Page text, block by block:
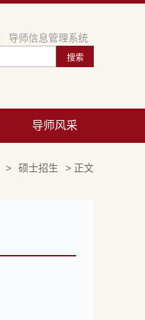
导师信息管理系统
导师风采
> 硕士招生 > 正文